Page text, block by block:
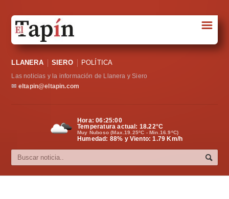
Sociedad
Política
Cultura
☰
LLANERA SIERO POLÍTICA
Las noticias y la información de Llanera y Siero
✉ eltapin@eltapin.com
Hora:06:25:01
Temperatura actual: 18.22°C
Muy Nuboso (Max.19.25ºC - Min.16.9ºC)
Humedad: 88% y Viento: 1.79 Km/h